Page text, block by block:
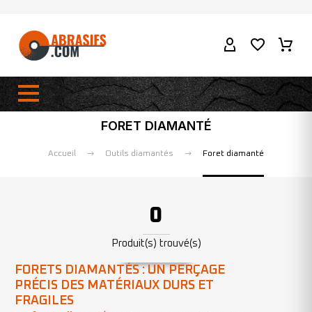
FORET DIAMANTÉ
Accueil Outils diamantés Foret diamanté
0
Produit(s) trouvé(s)
FORETS DIAMANTÉS : UN PERÇAGE
PRÉCIS DES MATÉRIAUX DURS ET
FRAGILES